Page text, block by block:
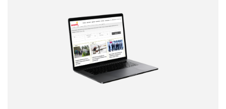
Correo electrónico
Tipo de comentario